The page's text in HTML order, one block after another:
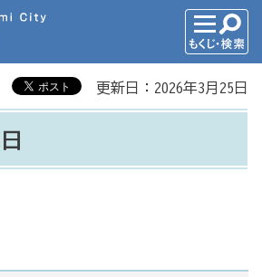
更新日：2026年3月25日